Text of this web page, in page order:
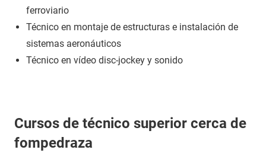
ferroviario
Técnico en montaje de estructuras e instalación de
sistemas aeronáuticos
Técnico en vídeo disc-jockey y sonido
Cursos de técnico superior cerca de
fompedraza